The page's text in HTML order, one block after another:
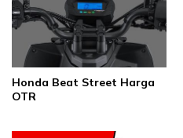
Honda Beat Street Harga
OTR